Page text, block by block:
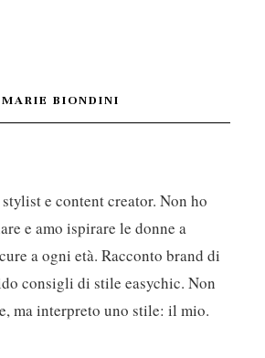
MARIE BIONDINI
e content creator. Non ho
e amo ispirare le donne a
a ogni età. Racconto brand di
consigli di stile easychic. Non
ma interpreto uno stile: il mio.